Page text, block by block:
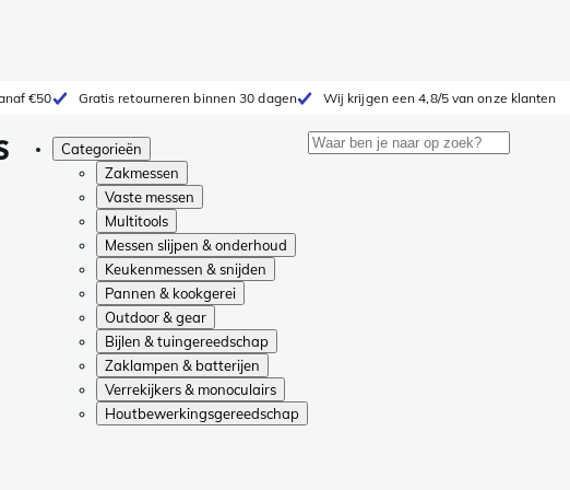
€50 Gratis retourneren binnen 30 dagen Wij krijgen een 4,8/5 van onze klanten
Categorieën
Zakmessen
Vaste messen
Multitools
Messen slijpen & onderhoud
Keukenmessen & snijden
Pannen & kookgerei
Outdoor & gear
Bijlen & tuingereedschap
Zaklampen & batterijen
Verrekijkers & monoculairs
Houtbewerkingsgereedschap